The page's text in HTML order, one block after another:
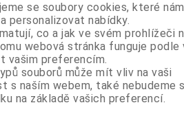
informace naleznete také v...
Bezpečnostní
Nechci
se soubory cookies, které
personalizovat nabídky.
co a jak ve svém prohlížeči
webová stránka funguje podle
vašim preferencím.
souborů může mít vliv na vaši
s naším webem, také nebudeme
na základě vašich preferencí.